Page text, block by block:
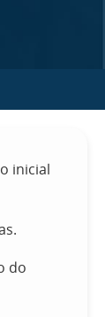
inicial
do